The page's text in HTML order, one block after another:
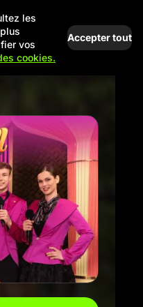
les
vos
cookies.
Accepter tout